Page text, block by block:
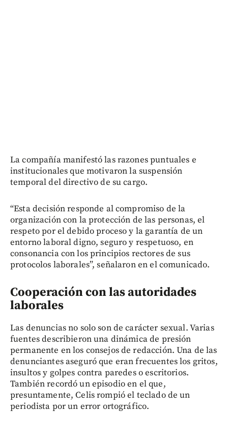
La compañía manifestó las razones puntuales e
institucionales que motivaron la suspensión
temporal del directivo de su cargo.
“Esta decisión responde al compromiso de la
organización con la protección de las personas, el
respeto por el debido proceso y la garantía de un
entorno laboral digno, seguro y respetuoso, en
consonancia con los principios rectores de sus
protocolos laborales”, señalaron en el comunicado.
Cooperación con las autoridades
laborales
Las denuncias no solo son de carácter sexual. Varias
fuentes describieron una dinámica de presión
permanente en los consejos de redacción. Una de las
denunciantes aseguró que eran frecuentes los gritos,
insultos y golpes contra paredes o escritorios.
También recordó un episodio en el que,
presuntamente, Celis rompió el teclado de un
periodista por un error ortográfico.